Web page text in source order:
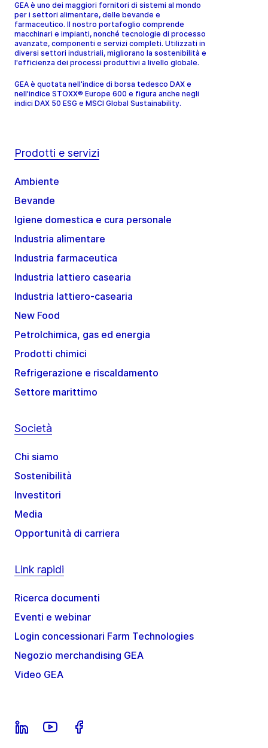
GEA è uno dei maggiori fornitori di sistemi al mondo
per i settori alimentare, delle bevande e
farmaceutico. Il nostro portafoglio comprende
macchinari e impianti, nonché tecnologie di processo
avanzate, componenti e servizi completi. Utilizzati in
diversi settori industriali, migliorano la sostenibilità e
l'efficienza dei processi produttivi a livello globale.
GEA è quotata nell'indice di borsa tedesco DAX e
nell'indice STOXX® Europe 600 e figura anche negli
indici DAX 50 ESG e MSCI Global Sustainability.
Prodotti e servizi
Ambiente
Bevande
Igiene domestica e cura personale
Industria alimentare
Industria farmaceutica
Industria lattiero casearia
Industria lattiero-casearia
New Food
Petrolchimica, gas ed energia
Prodotti chimici
Refrigerazione e riscaldamento
Settore marittimo
Società
Chi siamo
Sostenibilità
Investitori
Media
Opportunità di carriera
Link rapidi
Ricerca documenti
Eventi e webinar
Login concessionari Farm Technologies
Negozio merchandising GEA
Video GEA